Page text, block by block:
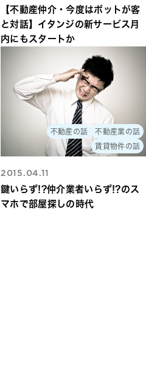
【不動産仲介・今度はボットが客
と対話】イタンジの新サービス月
内にもスタートか
不動産の話
不動産業の話
賃貸物件の話
2015.04.11
鍵いらず!?仲介業者いらず!?のス
マホで部屋探しの時代